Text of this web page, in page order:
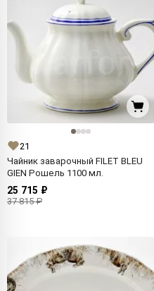
21
Чайник заварочный FILET BLEU
GIEN Рошель 1100 мл.
25 715 ₽
37 815 ₽